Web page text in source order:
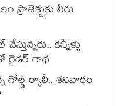
ప్రాజెక్టుకు నీరు
కన్నీళ్లు
రైడర్ గాథ
గోల్డ్ ర్యాలీ.. శనివారం